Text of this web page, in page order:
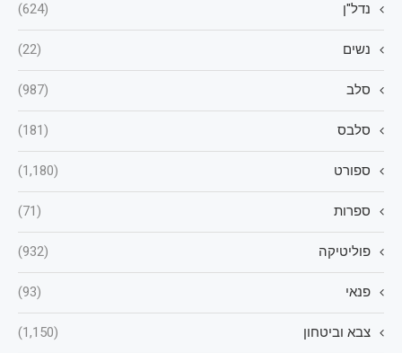
נדל"ן (624)
נשים (22)
סלב (987)
סלבס (181)
ספורט (1,180)
ספרות (71)
פוליטיקה (932)
פנאי (93)
צבא וביטחון (1,150)